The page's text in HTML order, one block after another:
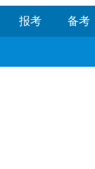
报考 备考